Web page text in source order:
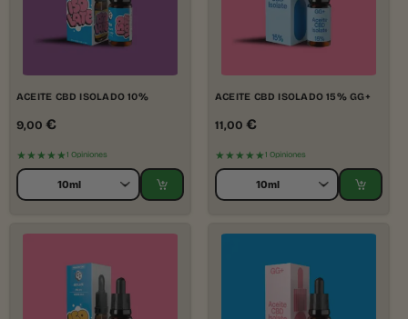
ACEITE CBD ISOLADO 10%
9,00 €
★★★★★1 Opiniones
ACEITE CBD ISOLADO 15% GG+
11,00 €
★★★★★1 Opiniones